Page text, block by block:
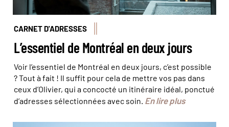
CARNET D'ADRESSES
L’essentiel de Montréal en deux jours
Voir l’essentiel de Montréal en deux jours, c’est possible
? Tout à fait ! Il suffit pour cela de mettre vos pas dans
ceux d’Olivier, qui a concocté un itinéraire idéal, ponctué
d’adresses sélectionnées avec soin. En lire plus